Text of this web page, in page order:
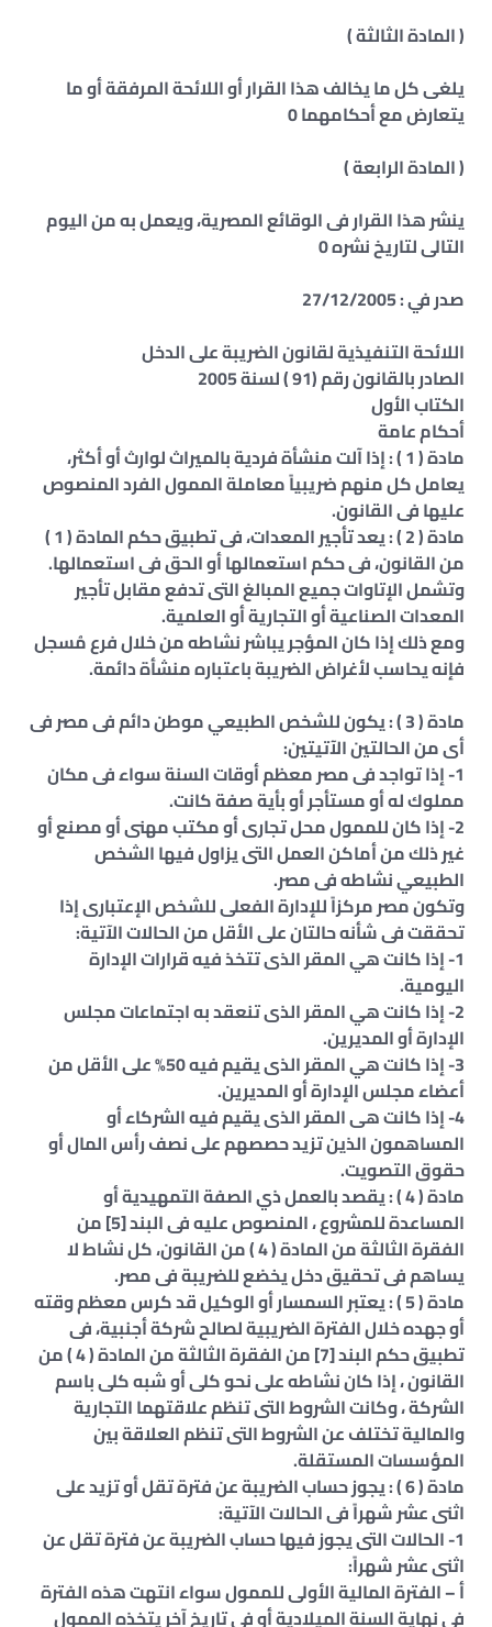
( المادة الثالثة )
يلغى كل ما يخالف هذا القرار أو اللائحة المرفقة أو ما
يتعارض مع أحكامهما 0
( المادة الرابعة )
ينشر هذا القرار فى الوقائع المصرية، ويعمل به من اليوم
التالى لتاريخ نشره 0
صدر في : 27/12/2005
اللائحة التنفيذية لقانون الضريبة على الدخل
الصادر بالقانون رقم (91 ) لسنة 2005
الكتاب الأول
أحكام عامة
مادة ( 1 ) : إذا آلت منشأة فردية بالميراث لوارث أو أكثر،
يعامل كل منهم ضريبياً معاملة الممول الفرد المنصوص
عليها فى القانون.
مادة ( 2 ) : يعد تأجير المعدات، فى تطبيق حكم المادة ( 1 )
من القانون، فى حكم استعمالها أو الحق فى استعمالها.
وتشمل الإتاوات جميع المبالغ التى تدفع مقابل تأجير
المعدات الصناعية أو التجارية أو العلمية.
ومع ذلك إذا كان المؤجر يباشر نشاطه من خلال فرع مُسجل
فإنه يحاسب لأغراض الضريبة باعتباره منشأة دائمة.
مادة ( 3 ) : يكون للشخص الطبيعي موطن دائم فى مصر فى
أى من الحالتين الآتيتين:
1- إذا تواجد فى مصر معظم أوقات السنة سواء فى مكان
مملوك له أو مستأجر أو بأية صفة كانت.
2- إذا كان للممول محل تجارى أو مكتب مهنى أو مصنع أو
غير ذلك من أماكن العمل التى يزاول فيها الشخص
الطبيعي نشاطه فى مصر.
وتكون مصر مركزاً للإدارة الفعلى للشخص الإعتبارى إذا
تحققت فى شأنه حالتان على الأقل من الحالات الآتية:
1- إذا كانت هي المقر الذى تتخذ فيه قرارات الإدارة
اليومية.
2- إذا كانت هي المقر الذى تنعقد به اجتماعات مجلس
الإدارة أو المديرين.
3- إذا كانت هي المقر الذى يقيم فيه 50% على الأقل من
أعضاء مجلس الإدارة أو المديرين.
4- إذا كانت هى المقر الذى يقيم فيه الشركاء أو
المساهمون الذين تزيد حصصهم على نصف رأس المال أو
حقوق التصويت.
مادة ( 4 ) : يقصد بالعمل ذي الصفة التمهيدية أو
المساعدة للمشروع ، المنصوص عليه فى البند [5] من
الفقرة الثالثة من المادة ( 4 ) من القانون، كل نشاط لا
يساهم فى تحقيق دخل يخضع للضريبة فى مصر.
مادة ( 5 ) : يعتبر السمسار أو الوكيل قد كرس معظم وقته
أو جهده خلال الفترة الضريبية لصالح شركة أجنبية، فى
تطبيق حكم البند [7] من الفقرة الثالثة من المادة ( 4 ) من
القانون ، إذا كان نشاطه على نحو كلى أو شبه كلى باسم
الشركة ، وكانت الشروط التى تنظم علاقتهما التجارية
والمالية تختلف عن الشروط التى تنظم العلاقة بين
المؤسسات المستقلة.
مادة ( 6 ) : يجوز حساب الضريبة عن فترة تقل أو تزيد على
اثنى عشر شهراً فى الحالات الآتية:
1- الحالات التى يجوز فيها حساب الضريبة عن فترة تقل عن
اثنى عشر شهراً:
أ – الفترة المالية الأولى للممول سواء انتهت هذه الفترة
فى نهاية السنة الميلادية أو فى تاريخ آخر يتخذه الممول